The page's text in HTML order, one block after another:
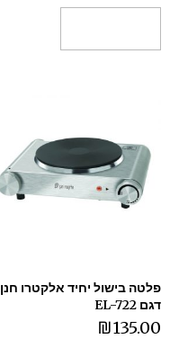
פלטה בישול יחיד אלקטרו חנן
דגם EL-722
₪135.00